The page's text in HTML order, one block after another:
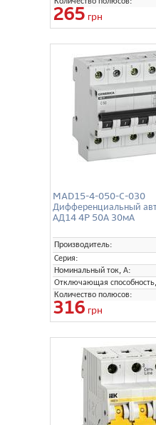
265 грн
MAD15-4-050-C-030
Дифференциальный
АД14 4P 50А 30мА
Производитель:
Серия:
Номинальный ток, А:
Отключающая
Количество полюсов:
316 грн